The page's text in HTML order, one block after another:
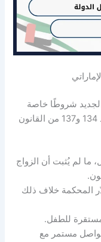
شروطًا خاصة
تُطبّق على الحاضنة الأم تحديدًا وفق المواد 134 و137 من القانون
ما لم يُثبت أن الزواج
المحكمة خلاف ذلك
للطفل.
تواصل مستمر مع